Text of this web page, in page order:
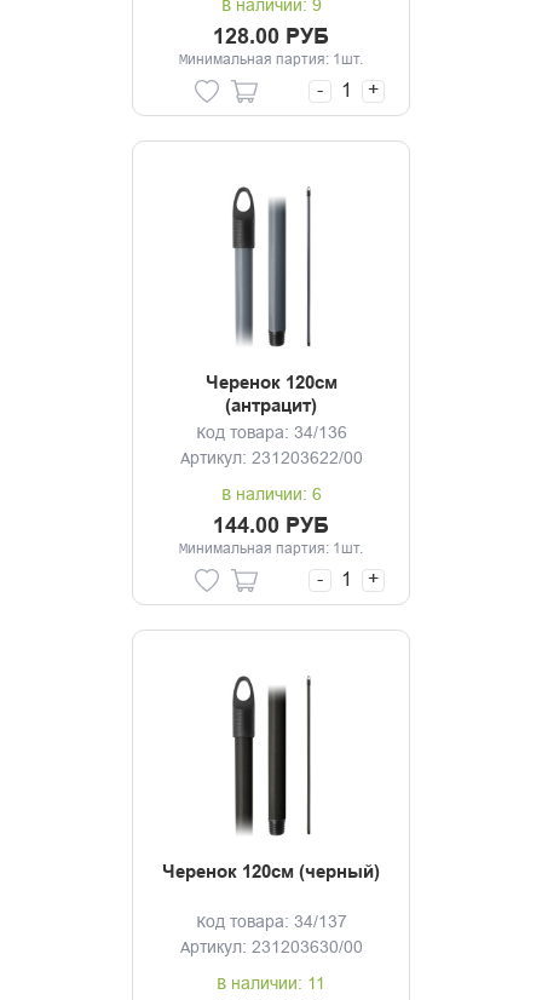
В наличии: 9
128.00 РУБ
Минимальная партия: 1шт.
- +
Черенок 120см
(антрацит)
Код товара: 34/136
Артикул: 231203622/00
В наличии: 6
144.00 РУБ
Минимальная партия: 1шт.
- +
Черенок 120см (черный)
Код товара: 34/137
Артикул: 231203630/00
В наличии: 11